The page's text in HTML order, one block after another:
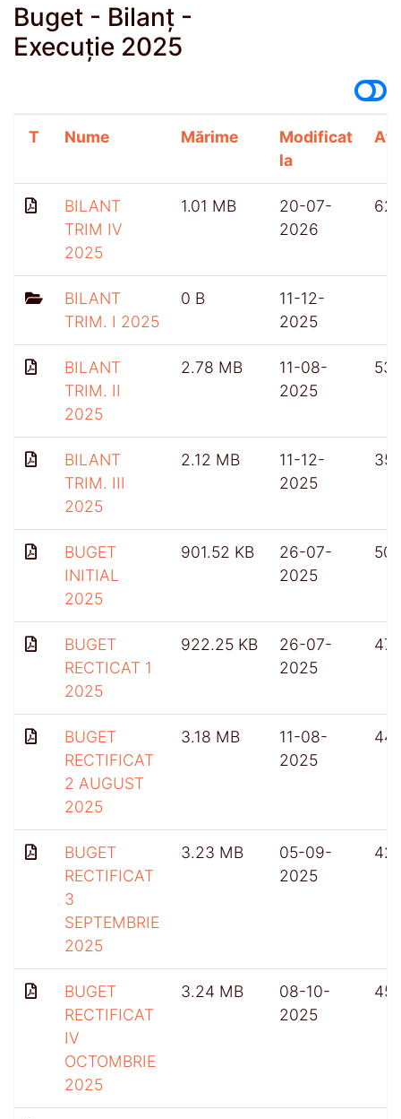
Buget - Bilanț -
Execuție 2025
T Nume Mărime
Modificat
la
BILANT
TRIM IV
2025
1.01 MB
20-07-
2026
62
BILANT
TRIM. I 2025
0 B
11-12-
2025
BILANT
TRIM. II
2025
2.78 MB
11-08-
2025
BILANT
TRIM. III
2025
2.12 MB
11-12-
2025
BUGET
INITIAL
2025
901.52 KB
26-07-
2025
BUGET
RECTICAT 1
2025
922.25 KB
26-07-
2025
477
BUGET
RECTIFICAT
2 AUGUST
2025
3.18 MB
11-08-
2025
BUGET
RECTIFICAT
3
SEPTEMBRIE
2025
3.23 MB
05-09-
2025
BUGET
RECTIFICAT
IV
OCTOMBRIE
2025
3.24 MB
08-10-
2025